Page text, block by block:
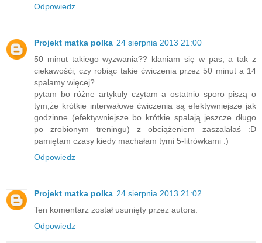
Odpowiedz
Projekt matka polka 24 sierpnia 2013 21:00
50 minut takiego wyzwania?? kłaniam się w pas, a tak z
ciekawośći, czy robiąc takie ćwiczenia przez 50 minut a 14
spalamy więcej?
pytam bo różne artykuły czytam a ostatnio sporo piszą o
tym,że krótkie interwałowe ćwiczenia są efektywniejsze jak
godzinne (efektywniejsze bo krótkie spalają jeszcze długo
po zrobionym treningu) z obciążeniem zaszalałaś :D
pamiętam czasy kiedy machałam tymi 5-litrówkami :)
Odpowiedz
Projekt matka polka 24 sierpnia 2013 21:02
Ten komentarz został usunięty przez autora.
Odpowiedz